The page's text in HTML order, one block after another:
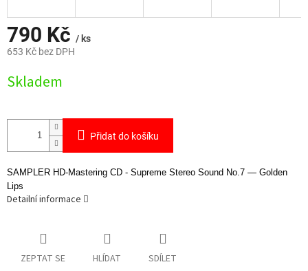
790 Kč / ks
653 Kč bez DPH
cena:
Skladem
Přidat do košíku
SAMPLER HD-Mastering CD - Supreme Stereo Sound No.7 — Golden
Lips
Detailní informace
ZEPTAT SE HLÍDAT SDÍLET